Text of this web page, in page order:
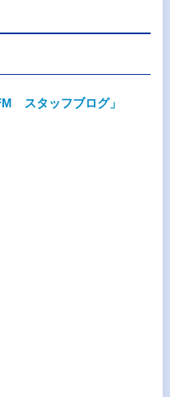
スタッフブログ」